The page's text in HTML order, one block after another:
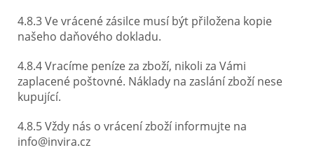
4.8.3 Ve vrácené zásilce musí být přiložena kopie
našeho daňového dokladu.
4.8.4 Vracíme peníze za zboží, nikoli za Vámi
zaplacené poštovné. Náklady na zaslání zboží nese
kupující.
4.8.5 Vždy nás o vrácení zboží informujte na
info@invira.cz